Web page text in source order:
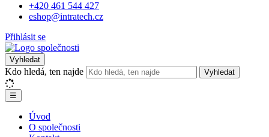
+420 461 544 427
eshop@intratech.cz
Přihlásit se
Vyhledat
Kdo hledá, ten najde Vyhledat
☰
Úvod
O společnosti